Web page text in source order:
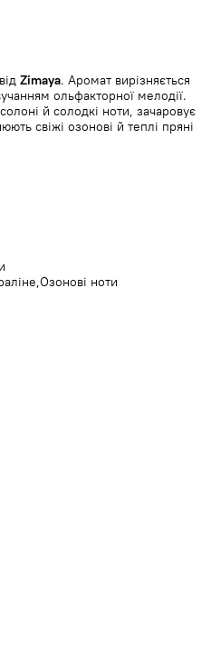
Zimaya. Аромат вирізняється
ольфакторної мелодії.
й солодкі ноти, зачаровує
свіжі озонові й теплі пряні
Озонові ноти